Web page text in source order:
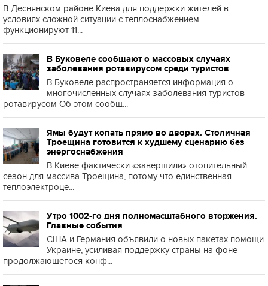
В Деснянском районе Киева для поддержки жителей в
условиях сложной ситуации с теплоснабжением
функционируют 11...
В Буковеле сообщают о массовых случаях
заболевания ротавирусом среди туристов
В Буковеле распространяется информация о
многочисленных случаях заболевания туристов
ротавирусом Об этом сообщ...
Ямы будут копать прямо во дворах. Столичная
Троещина готовится к худшему сценарию без
энергоснабжения
В Киеве фактически «завершили» отопительный
сезон для массива Троещина, потому что единственная
теплоэлектроце...
Утро 1002-го дня полномасштабного вторжения.
Главные события
США и Германия объявили о новых пакетах помощи
Украине, усиливая поддержку страны на фоне
продолжающегося конф...